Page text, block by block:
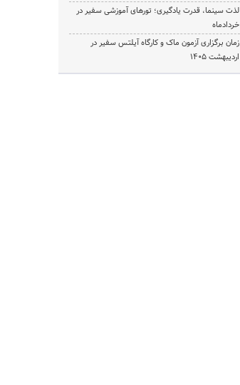
لذت سینما، قدرت یادگیری؛ تورهای آموزشی سفیر در
خردادماه
زمان برگزاری آزمون ماک و کارگاه آیلتس سفیر در
اردیبهشت 1405